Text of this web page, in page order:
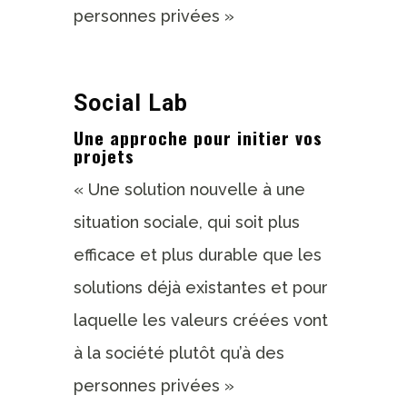
personnes privées »
Social Lab
Une approche pour initier vos
projets
« Une solution nouvelle à une
situation sociale, qui soit plus
efficace et plus durable que les
solutions déjà existantes et pour
laquelle les valeurs créées vont
à la société plutôt qu’à des
personnes privées »